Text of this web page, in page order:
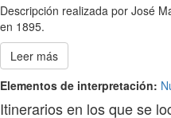
Descripción realizada por José
en 1895.
Leer más
Elementos de interpretación:
Itinerarios en los que se